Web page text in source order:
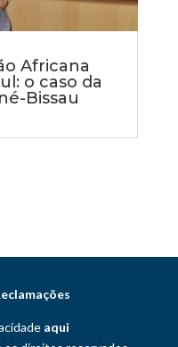
Africana
o caso da
Bissau
aqui